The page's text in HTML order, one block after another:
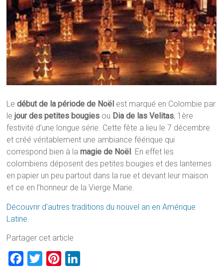
Ledébut de la période de Noël est marqué en Colombie par
le jour des petites bougies ou Dia de las Velitas, 1ère
festivité d’une longue série. Cette fête a lieu le 7 décembre
et créé véritablement une ambiance féérique qui
correspond bien à lamagie de Noël. En effet les
colombiens déposent des petites bougies et des lanternes
en papier un peu partout dans la rue et devant leur maison
et ce en l’honneur de la Vierge Marie.
Découvrir d’autres traditions du nouvel an en Amérique
Latine.
Partager cet article